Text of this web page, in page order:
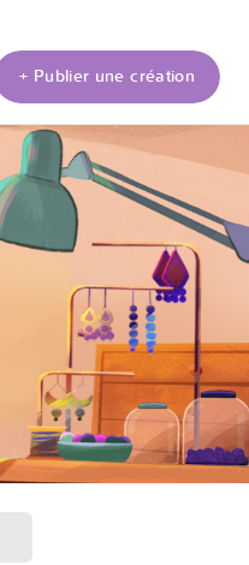
+ Publier une création